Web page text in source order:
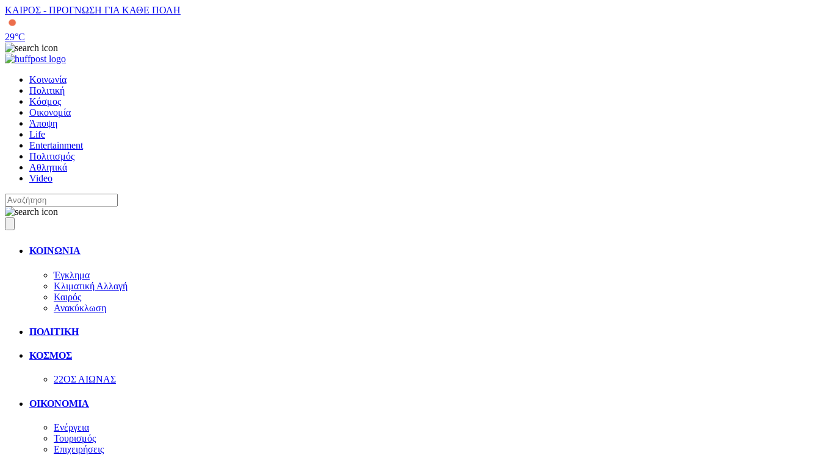
ΚΑΙΡΟΣ - ΠΡΟΓΝΩΣΗ ΓΙΑ ΚΑΘΕ ΠΟΛΗ
29°C
Κοινωνία
Πολιτική
Κόσμος
Οικονομία
Άποψη
Life
Entertainment
Πολιτισμός
Αθλητικά
Video
ΚΟΙΝΩΝΙΑ
Έγκλημα
Κλιματική Αλλαγή
Καιρός
Ανακύκλωση
ΠΟΛΙΤΙΚΗ
ΚΟΣΜΟΣ
22ΟΣ ΑΙΩΝΑΣ
ΟΙΚΟΝΟΜΙΑ
Ενέργεια
Τουρισμός
Επιχειρήσεις